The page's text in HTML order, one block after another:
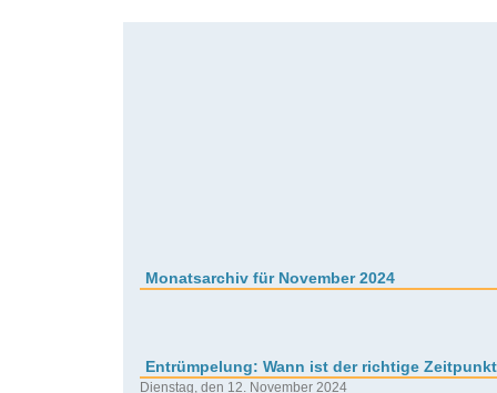
Monatsarchiv für November 2024
Entrümpelung: Wann ist der richtige
Dienstag, den 12. November 2024